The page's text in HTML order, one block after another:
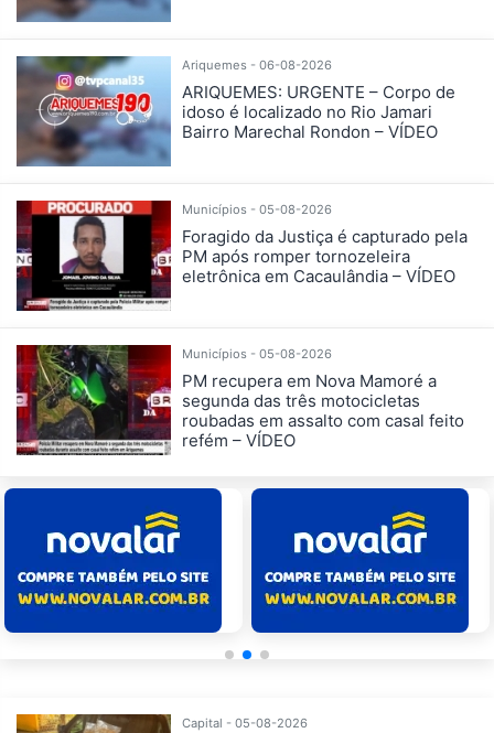
Ariquemes - 06-08-2026
ARIQUEMES: URGENTE – Corpo de
idoso é localizado no Rio Jamari
Bairro Marechal Rondon – VÍDEO
Municípios - 05-08-2026
Foragido da Justiça é capturado pela
PM após romper tornozeleira
eletrônica em Cacaulândia – VÍDEO
Municípios - 05-08-2026
PM recupera em Nova Mamoré a
segunda das três motocicletas
roubadas em assalto com casal feito
refém – VÍDEO
Capital - 05-08-2026